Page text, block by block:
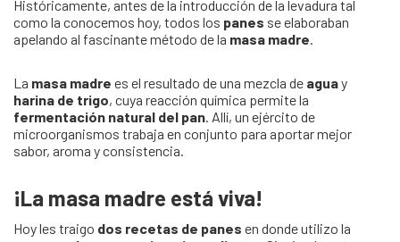
Históricamente, antes de la introducción de la levadura tal
como la conocemos hoy, todos los panes se elaboraban
apelando al fascinante método de la masa madre.
La masa madre es el resultado de una mezcla de aguay
harina de trigo, cuya reacción química permite la
fermentación natural del pan. Allí, un ejército de
microorganismos trabaja en conjunto para aportar mejor
sabor, aroma y consistencia.
¡La masa madre está viva!
Hoy les traigo dos recetas de panes en donde utilizo la